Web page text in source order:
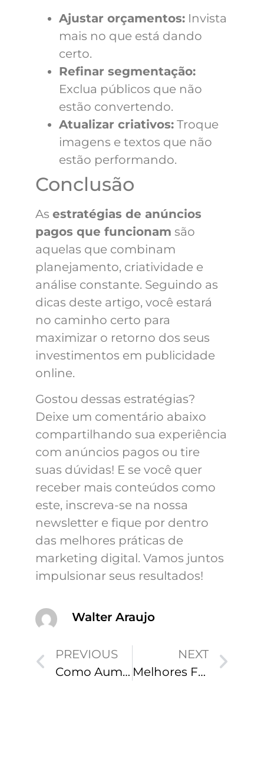
Ajustar orçamentos: Invista
mais no que está dando
certo.
Refinar segmentação:
Exclua públicos que não
estão convertendo.
Atualizar criativos: Troque
imagens e textos que não
estão performando.
Conclusão
As estratégias de anúncios
pagos que funcionam são
aquelas que combinam
planejamento, criatividade e
análise constante. Seguindo as
dicas deste artigo, você estará
no caminho certo para
maximizar o retorno dos seus
investimentos em publicidade
online.
Gostou dessas estratégias?
Deixe um comentário abaixo
compartilhando sua experiência
com anúncios pagos ou tire
suas dúvidas! E se você quer
receber mais conteúdos como
este, inscreva-se na nossa
newsletter e fique por dentro
das melhores práticas de
marketing digital. Vamos juntos
impulsionar seus resultados!
Walter Araujo
PREVIOUS
Como Aumentar Vendas com Marketing Digital: Guia Completo
NEXT
Melhores Formas de Engajar Clientes Online em 2025